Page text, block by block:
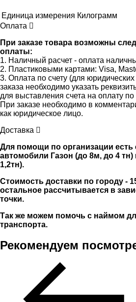
Единица измерения Килограмм
Оплата
При заказе товара возможны
оплаты:
1. Наличный расчет - оплата
2. Пластиковыми картами: Visa,
3. Оплата по счету (для
заказа необходимо указать
для выставления счета на оплату по
При заказе необходимо в
как юридическое лицо.
Доставка
Для помощи по организации есть
автомобили Газон (до 8м, до 4 тн)
1,2тн).
Стоимость доставки по городу -
остальное рассчитывается в
точки.
Так же можем помочь с наймом
транспорта.
Рекомендуем